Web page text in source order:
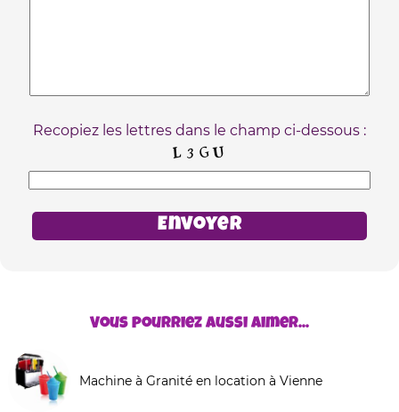
Recopiez les lettres dans le champ ci-dessous :
Vous pourriez aussi aimer...
Machine à Granité en location à Vienne